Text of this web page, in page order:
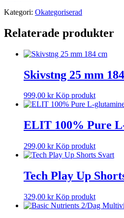
Kategori: Okategoriserad
Relaterade produkter
Skivstng 25 mm
999,00 kr Köp produkt
ELIT 100% Pure
299,00 kr Köp produkt
Tech Play Up
329,00 kr Köp produkt